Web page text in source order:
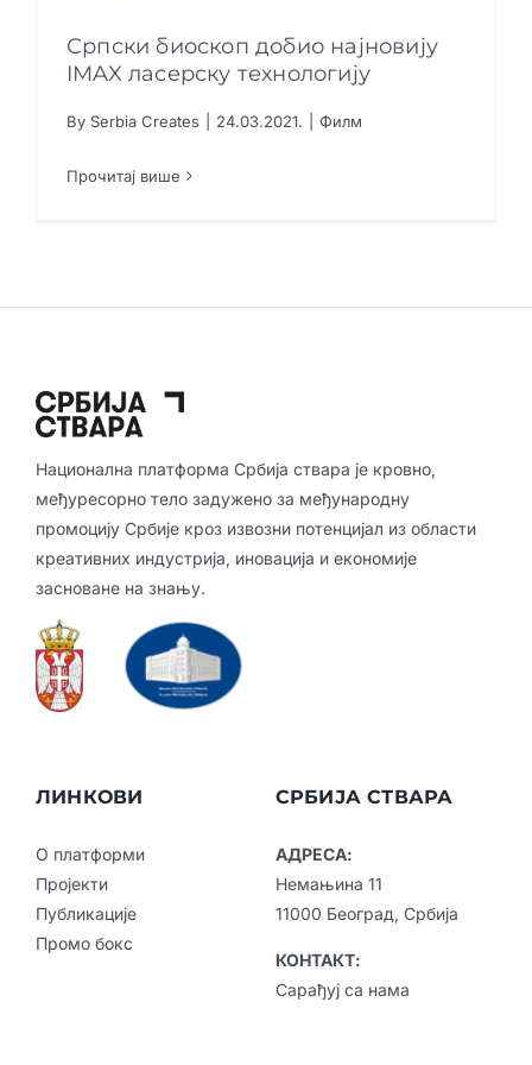
Креативне индустрије
Сарађуј са нама
Српски биоскоп добио најновију IMAX
Српски биоскоп добио најновију
IMAX ласерску технологију
By Serbia Creates 24.03.2021. Филм
Прочитај више
Национална платформа Србија ствара је кровно,
међуресорно тело задужено за међународну
промоцију Србије кроз извозни потенцијал из области
креативних индустрија, иновација и економије
засноване на знању.
ЛИНКОВИ
О платформи
Пројекти
Публикације
Промо бокс
СРБИЈА СТВАРА
АДРЕСА:
Немањина 11
11000 Београд, Србија
КОНТАКТ:
Сарађуј са нама